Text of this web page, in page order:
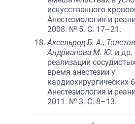
искусственного
Анестезиология и
2008. № 5. С. 17–21.
Аксельрод Б. А.,
Андрианова М. Ю. и др.
реализации
время анестезии у
кардиохирургических
Анестезиология и
2011. № 3. С. 8–13.